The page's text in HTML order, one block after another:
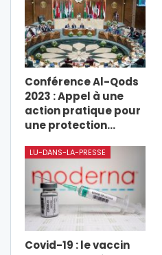
Conférence Al-Qods
2023 : Appel à une
action pratique pour
une protection…
LU-DANS-LA-PRESSE
Covid-19 : le vaccin